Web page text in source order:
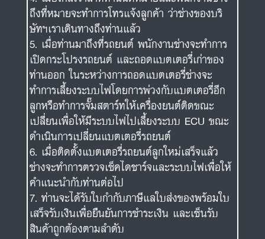
ถึงที่หมายจะทำการโทรแจ้งลูกค้า ว่าช่างของบริ
ษัทฯเราเดินทางถึงท่านแล้ว
เมื่อท่านมาถึงที่รถยนต์ พนักงานช่างจะทำการ
เปิดกระโปรงรถยนต์ และถอดแบตเตอรี่เก่าของ
ท่านออก ในระหว่างการถอดแบตเตอรี่ช่างจะ
ทำการเลี้ยงระบบไฟโดยการพ่วงกับแบตเตอรี่อีก
ลูกหรือทำการจั๊มสตาร์ทให้เครื่องยนต์ติดขณะ
เปลี่ยนเพื่อให้มีระบบไฟไปเลี้ยงระบบ ECU ขณะ
ดำเนินการเปลี่ยนแบตเตอรี่รถยนต์
เมื่อติดตั้งแบตเตอรี่รถยนต์ลูกใหม่เสร็จแล้ว
ช่างจะทำการตรวจเช็คไดชาร์จและระบบไฟเพื่อให้
คำแนะนำกับท่านต่อไป
ท่านจะได้รับใบกำกับภาษีแลใบส่งของพร้อมใบ
เสร็จรับเงินเพื่อยืนยันการชำระเงิน และเซ็นรับ
สินค้าถูกต้องตามลำดับ